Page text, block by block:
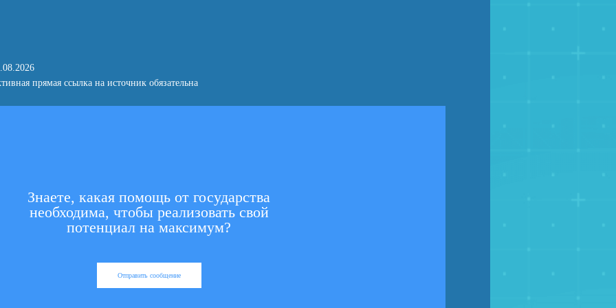
прямая ссылка на источник обязательна
Знаете, какая помощь от государства
необходима, чтобы реализовать свой
потенциал на максимум?
Отправить сообщение